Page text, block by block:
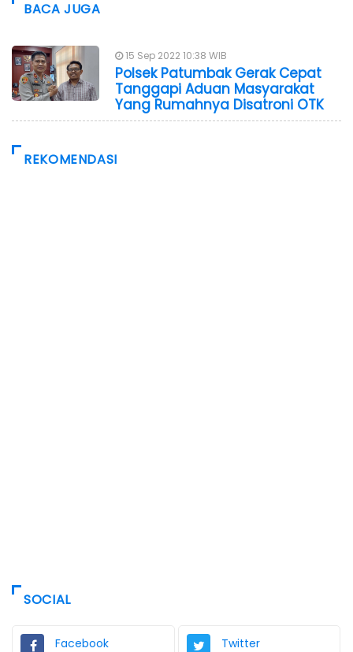
BACA JUGA
15 Sep 2022 10:38 WIB
Polsek Patumbak Gerak Cepat
Tanggapi Aduan Masyarakat
Yang Rumahnya Disatroni OTK
REKOMENDASI
SOCIAL
Facebook Twitter